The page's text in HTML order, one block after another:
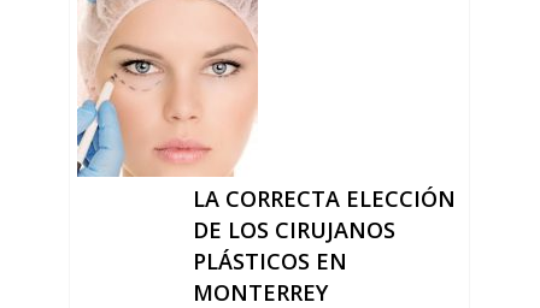
LA CORRECTA ELECCIÓN
DE LOS CIRUJANOS
PLÁSTICOS EN
MONTERREY